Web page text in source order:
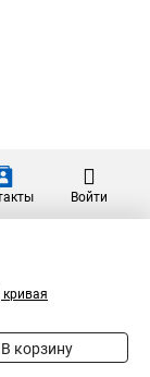
Войти
В корзину